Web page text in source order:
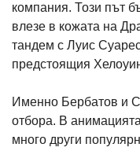
компания. Този път
влезе в кожата на
тандем с Луис
предстоящия
Именно Бербатов и
отбора. В
много други